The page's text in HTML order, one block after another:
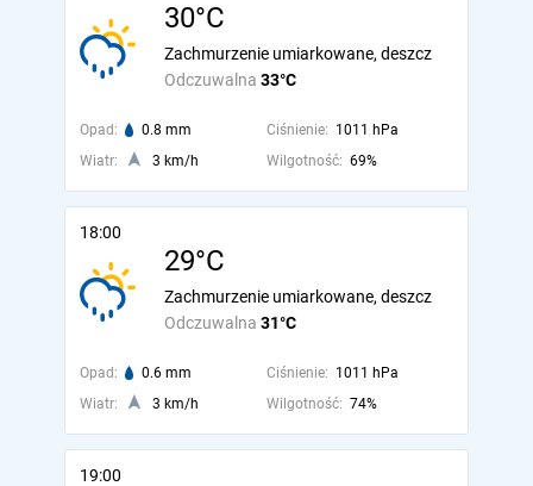
30°C
Odczuwalna 33°C
Zachmurzenie umiarkowane, deszcz
Opad: 0.8 mm Ciśnienie: 1011 hPa
Wiatr:
3 km/h Wilgotność: 69%
18:00
29°C
Odczuwalna 31°C
Zachmurzenie umiarkowane, deszcz
Opad: 0.6 mm Ciśnienie: 1011 hPa
Wiatr:
3 km/h Wilgotność: 74%
19:00